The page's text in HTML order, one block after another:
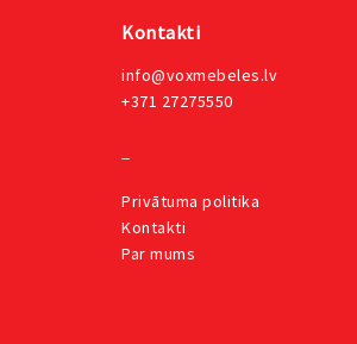
Kontakti
info@voxmebeles.lv
+371 27275550
Privātuma politika
Kontakti
Par mums